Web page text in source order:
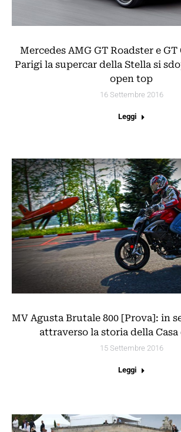
Mercedes AMG GT Roadster e GT
Parigi la supercar della Stella si
open top
16 Settembre 2016
Leggi
MV Agusta Brutale 800 [Prova]: in
attraverso la storia della Casa
15 Settembre 2016
Leggi